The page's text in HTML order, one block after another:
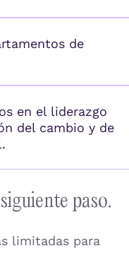
de
en el liderazgo
del cambio y de
paso.
limitadas para